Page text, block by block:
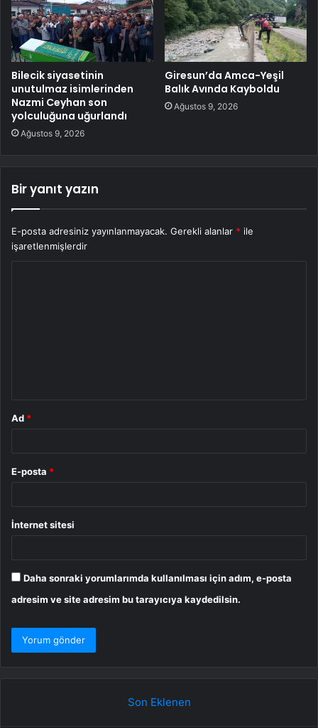
Bilecik siyasetinin
unutulmaz isimlerinden
Nazmi Ceyhan son
yolculuğuna uğurlandı
Ağustos 9, 2026
Giresun’da Amca-Yeşil
Balık Avında Kayboldu
Ağustos 9, 2026
Bir yanıt yazın
E-posta adresiniz yayınlanmayacak. Gerekli alanlar * ile
işaretlenmişlerdir
Ad *
E-posta *
İnternet sitesi
Daha sonraki yorumlarımda kullanılması için adım, e-posta
adresim ve site adresim bu tarayıcıya kaydedilsin.
Son Eklenen